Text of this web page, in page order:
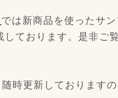
では新商品を使ったサ
しております。是非ご
時更新しております